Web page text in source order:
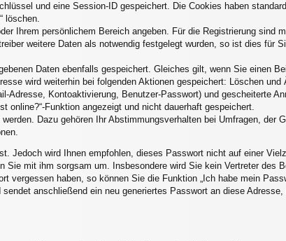
und eine Session-ID gespeichert. Die Cookies haben
löschen.
Ihrem persönlichem Bereich angeben. Für die Registrierung sind
weitere Daten als notwendig festgelegt wurden, so ist dies für
Daten ebenfalls gespeichert. Gleiches gilt, wenn Sie einen
wird weiterhin bei folgenden Aktionen gespeichert: Löschen und
Adresse, Kontoaktivierung, Benutzer-Passwort) und gescheiterte
online?“-Funktion angezeigt und nicht dauerhaft gespeichert.
Dazu gehören Ihr Abstimmungsverhalten bei Umfragen, der
Jedoch wird Ihnen empfohlen, dieses Passwort nicht auf einer
mit ihm sorgsam um. Insbesondere wird Sie kein Vertreter des
haben, so können Sie die Funktion „Ich habe mein
anschließend ein neu generiertes Passwort an diese